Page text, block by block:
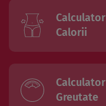
Calculator
Calorii
Calculator
Greutate